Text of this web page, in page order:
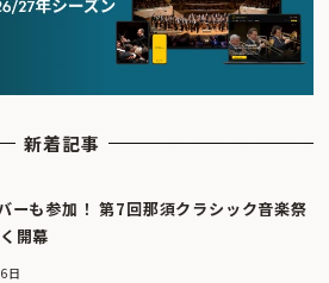
新着記事
ーも参加！ 第7回那須クラシック音楽祭
開幕
日